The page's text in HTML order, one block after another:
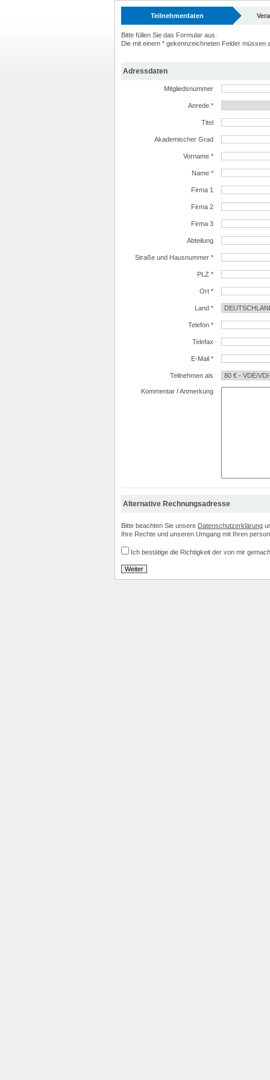
Teilnehmerdaten
Bitte füllen Sie das Formular aus.
Die mit einem * gekennzeichneten Felder müssen
Adressdaten
Mitgliedsnummer
Anrede *
Titel
Akademischer Grad
Vorname *
Name *
Firma 1
Firma 2
Firma 3
Abteilung
Straße und Hausnummer *
PLZ *
Ort *
Land *
Telefon *
Telefax
E-Mail *
Teilnehmen als
Kommentar / Anmerkung
Alternative Rechnungsadresse
Bitte beachten Sie unsere Datenschutzerklärung
Ihre Rechte und unseren Umgang mit Ihren
Ich bestätige die Richtigkeit der von mir
Weiter